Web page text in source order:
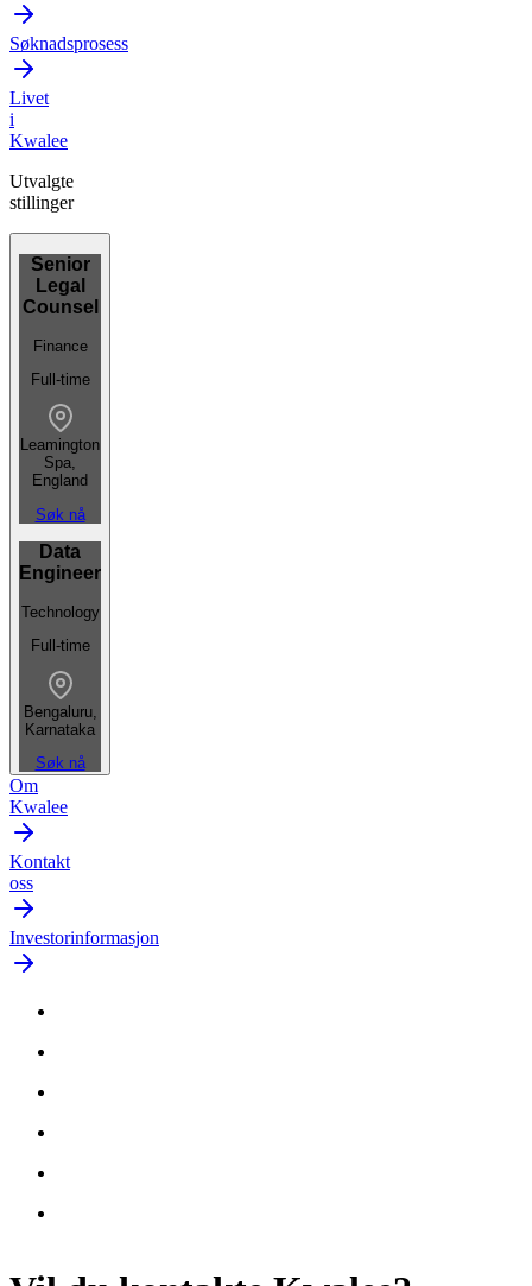
Søknadsprosess
Livet
i
Kwalee
Utvalgte
stillinger
Senior
Legal
Counsel
Finance
Full-time
Leamington
Spa,
England
Søk nå
Data
Engineer
Technology
Full-time
Bengaluru,
Karnataka
Søk nå
Om
Kwalee
Kontakt
oss
Investorinformasjon